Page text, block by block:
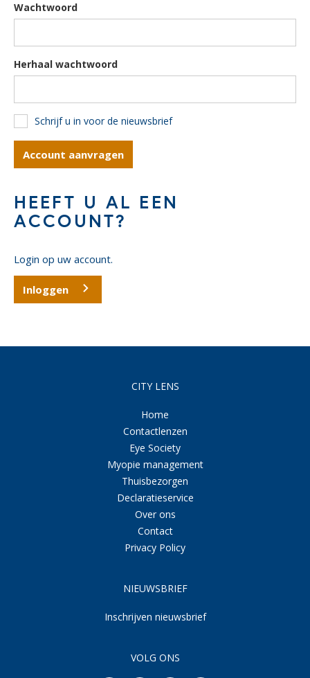
Wachtwoord
Herhaal wachtwoord
Schrijf u in voor de nieuwsbrief
HEEFT U AL EEN
ACCOUNT?
Login op uw account.
Inloggen
CITY LENS
Home
Contactlenzen
Eye Society
Myopie management
Thuisbezorgen
Declaratieservice
Over ons
Contact
Privacy Policy
NIEUWSBRIEF
Inschrijven nieuwsbrief
VOLG ONS